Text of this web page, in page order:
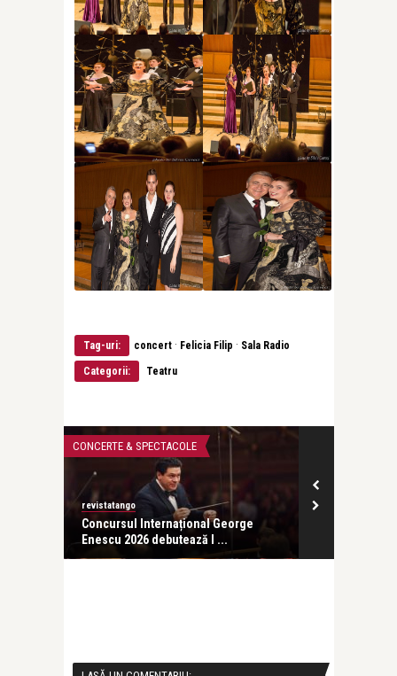
Tag-uri: concert · Felicia Filip · Sala Radio
Categorii: Teatru
CONCERTE & SPECTACOLE
revistatango
Concursul Internațional George
Enescu 2026 debutează l ...